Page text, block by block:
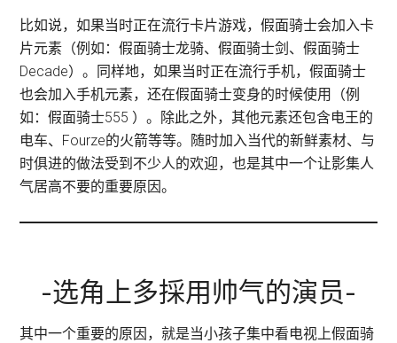
比如说，如果当时正在流行卡片游戏，假面骑士会加入卡
片元素（例如：假面骑士龙骑、假面骑士剑、假面骑士
Decade）。同样地，如果当时正在流行手机，假面骑士
也会加入手机元素，还在假面骑士变身的时候使用（例
如：假面骑士555 ）。除此之外，其他元素还包含电王的
电车、Fourze的火箭等等。随时加入当代的新鲜素材、与
时俱进的做法受到不少人的欢迎，也是其中一个让影集人
气居高不要的重要原因。
-选角上多採用帅气的演员-
其中一个重要的原因，就是当小孩子集中看电视上假面骑